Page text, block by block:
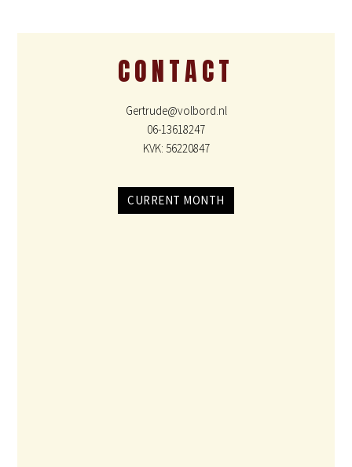
CONTACT
Gertrude@volbord.nl
06-13618247
KVK: 56220847
CURRENT MONTH